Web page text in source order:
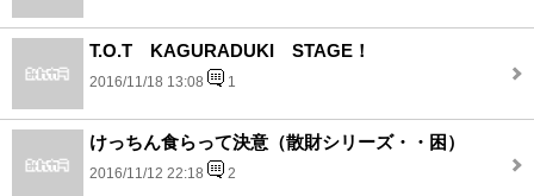
T.O.T KAGURADUKI STAGE！
2016/11/18 13:08 1
けっちん食らって決意（散財シリーズ・・困）
2016/11/12 22:18 2